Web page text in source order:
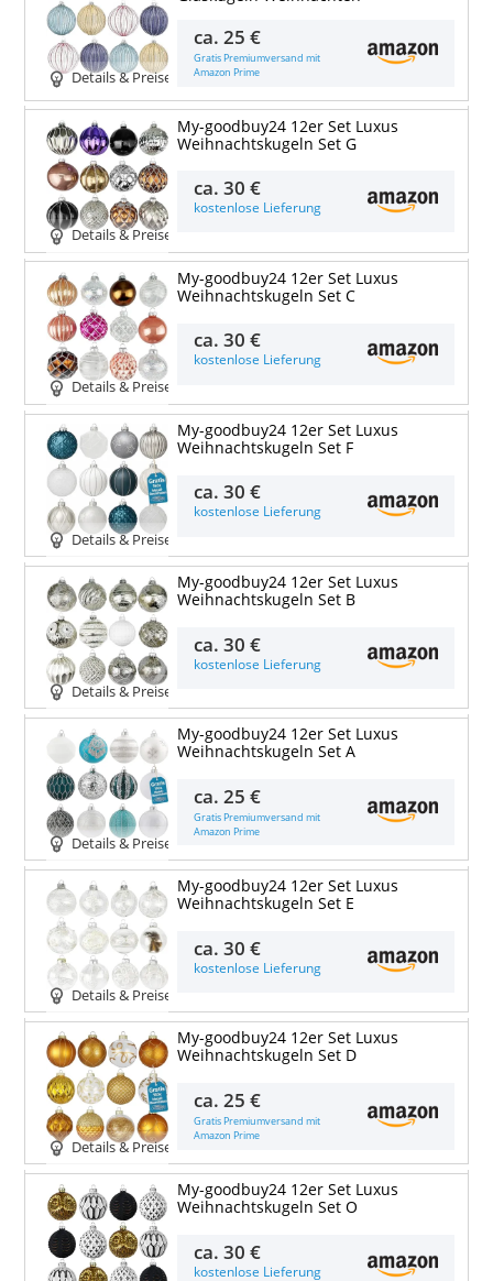
Details & Preise
ca.25 €
Gratis Premiumversand mit
Amazon Prime
Details & Preise
My-goodbuy24 12er Set Luxus
Weihnachtskugeln Set G
ca.30 €
kostenlose Lieferung
Details & Preise
My-goodbuy24 12er Set Luxus
Weihnachtskugeln Set C
ca.30 €
kostenlose Lieferung
Details & Preise
My-goodbuy24 12er Set Luxus
Weihnachtskugeln Set F
ca.30 €
kostenlose Lieferung
Details & Preise
My-goodbuy24 12er Set Luxus
Weihnachtskugeln Set B
ca.30 €
kostenlose Lieferung
Details & Preise
My-goodbuy24 12er Set Luxus
Weihnachtskugeln Set A
ca.25 €
Gratis Premiumversand mit
Amazon Prime
Details & Preise
My-goodbuy24 12er Set Luxus
Weihnachtskugeln Set E
ca.30 €
kostenlose Lieferung
Details & Preise
My-goodbuy24 12er Set Luxus
Weihnachtskugeln Set D
ca.25 €
Gratis Premiumversand mit
Amazon Prime
My-goodbuy24 12er Set Luxus
Weihnachtskugeln Set O
ca.30 €
kostenlose Lieferung